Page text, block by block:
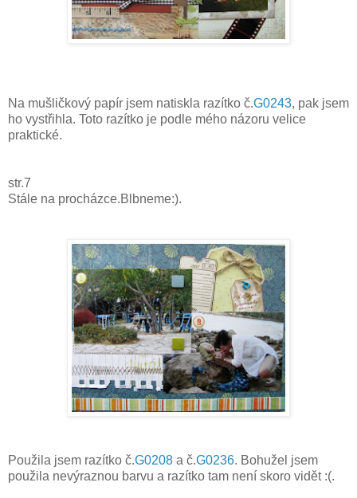
Na mušličkový papír jsem natiskla razítko č.G0243, pak jsem
ho vystřihla. Toto razítko je podle mého názoru velice
praktické.
str.7
Stále na procházce.Blbneme:).
Použila jsem razítko č.G0208 a č.G0236. Bohužel jsem
použila nevýraznou barvu a razítko tam není skoro vidět :(.